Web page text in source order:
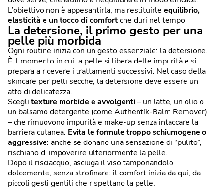
L’obiettivo non è appesantirla, ma restituirle equilibrio,
elasticità e un tocco di comfortche duri nel tempo.
La detersione, il primo gesto per una
pelle più morbida
Ogni routine inizia con un gesto essenziale: la detersione.
È il momento in cui la pelle si libera delle impurità e si
prepara a ricevere i trattamenti successivi. Nel caso della
skincare per pelli secche, la detersione deve essere un
atto di delicatezza.
Scegli texture morbide e avvolgenti– un latte, un olio o
un balsamo detergente (come Authentik-Balm Remover)
– che rimuovono impurità e make-up senza intaccare la
barriera cutanea. Evita le formule troppo schiumogene o
aggressive: anche se donano una sensazione di “pulito”,
rischiano di impoverire ulteriormente la pelle.
Dopo il risciacquo, asciuga il viso tamponandolo
dolcemente, senza strofinare: il comfort inizia da qui, da
piccoli gesti gentili che rispettano la pelle.